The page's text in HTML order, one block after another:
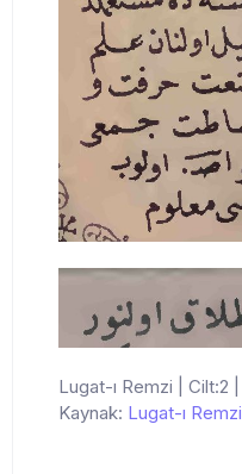
Lugat-ı Remzi | Cilt:2 |
Kaynak: Lugat-ı Remzi